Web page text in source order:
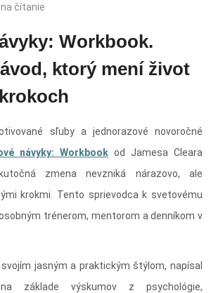
čítanie
Workbook.
ktorý mení život
sľuby a jednorazové novoročné
návyky: Workbook od Jamesa Cleara
zmena nevzniká nárazovo, ale
krokmi. Tento sprievodca k svetovému
trénerom, mentorom a denníkom v
jasným a praktickým štýlom, napísal
základe výskumov z psychológie,